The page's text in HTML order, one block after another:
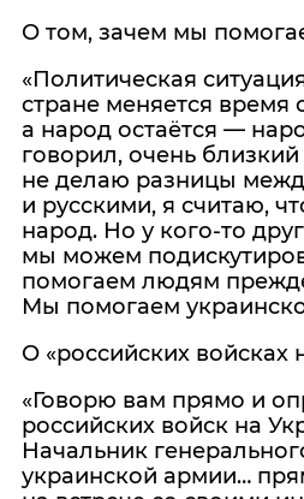
О том, зачем мы
«Политическая
стране меняется время
а народ остаётся —
говорил, очень
не делаю разницы
и русскими, я считаю,
народ. Но у кого‑то
мы можем
помогаем людям
Мы помогаем
О «российских войсках
«Говорю вам прямо и
российских войск на
Начальник
украинской армии…